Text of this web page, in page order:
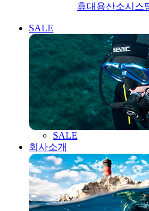
휴대용산소시스
SALE
SALE
회사소개